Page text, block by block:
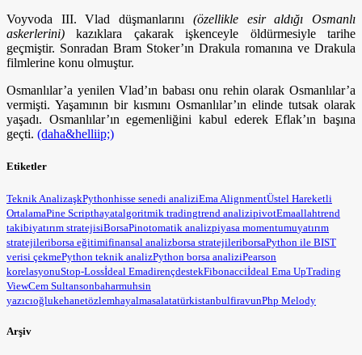
Voyvoda III. Vlad düşmanlarını (özellikle esir aldığı Osmanlı
askerlerini)kazıklara çakarak işkenceyle öldürmesiyle tarihe
geçmiştir. Sonradan Bram Stoker’ın Drakula romanına ve Drakula
filmlerine konu olmuştur.
Osmanlılar’a yenilen Vlad’ın babası onu rehin olarak Osmanlılar’a
vermişti. Yaşamının bir kısmını Osmanlılar’ın elinde tutsak olarak
yaşadı. Osmanlılar’ın egemenliğini kabul ederek Eflak’ın başına
geçti. (daha&helliip;)
Etiketler
Teknik AnalizaşkPythonhisse senedi analiziEma AlignmentÜstel Hareketli
OrtalamaPine Scripthayatalgoritmik tradingtrend analizipivotEmaallahtrend
takibiyatırım stratejisiBorsaPinotomatik analizpiyasa momentumuyatırım
stratejileriborsa eğitimifinansal analizborsa stratejileriborsaPython ile BIST
verisi çekmePython teknik analizPython borsa analiziPearson
korelasyonuStop-Lossİdeal EmadirençdestekFibonacciİdeal Ema UpTrading
ViewCem Sultansonbaharmuhsin
yazıcıoğlukehanetözlemhayalmasalatatürkistanbulfiravunPhp Melody
Arşiv